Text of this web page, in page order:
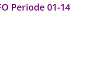
Periode 01-14